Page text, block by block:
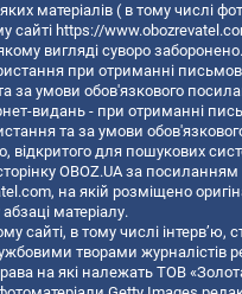
матеріалів ( в тому числі
сайті https://
вигляді суворо заборонено.
при отриманні
за умови обов'язкового
видань - при отриманні
та за умови
відкритого для пошукових
OBOZ.UA за посиланням
, на якій розміщено
матеріалу.
сайті, в тому числі інтерв’ю,
творами журналістів
на які належать ТОВ